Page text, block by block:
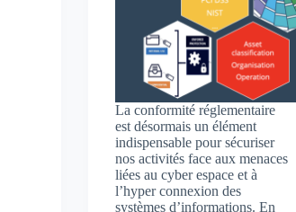
La conformité réglementaire
est désormais un élément
indispensable pour sécuriser
nos activités face aux menaces
liées au cyber espace et à
l’hyper connexion des
systèmes d’informations. En